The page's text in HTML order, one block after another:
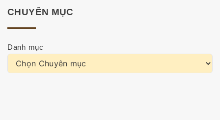
CHUYÊN MỤC
Danh mục